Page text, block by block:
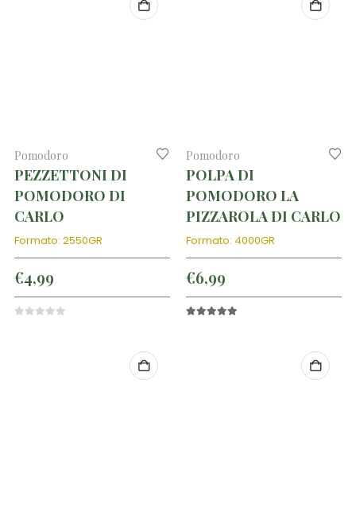
Pomodoro
PEZZETTONI DI
POMODORO DI
CARLO
Formato: 2550GR
€4,99
Pomodoro
POLPA DI
POMODORO LA
PIZZAROLA DI CARLO
Formato: 4000GR
€6,99